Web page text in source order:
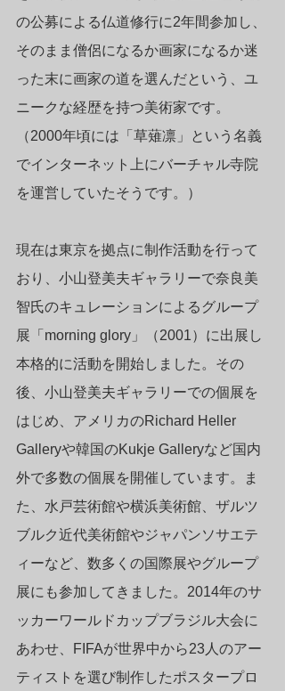
の公募による仏道修行に2年間参加し、
そのまま僧侶になるか画家になるか迷
った末に画家の道を選んだという、ユ
ニークな経歴を持つ美術家です。
（2000年頃には「草薙凛」という名義
でインターネット上にバーチャル寺院
を運営していたそうです。）
現在は東京を拠点に制作活動を行って
おり、小山登美夫ギャラリーで奈良美
智氏のキュレーションによるグループ
展「morning glory」（2001）に出展し
本格的に活動を開始しました。その
後、小山登美夫ギャラリーでの個展を
はじめ、アメリカのRichard Heller
Galleryや韓国のKukje Galleryなど国内
外で多数の個展を開催しています。ま
た、水戸芸術館や横浜美術館、ザルツ
ブルク近代美術館やジャパンソサエテ
ィーなど、数多くの国際展やグループ
展にも参加してきました。2014年のサ
ッカーワールドカップブラジル大会に
あわせ、FIFAが世界中から23人のアー
ティストを選び制作したポスタープロ